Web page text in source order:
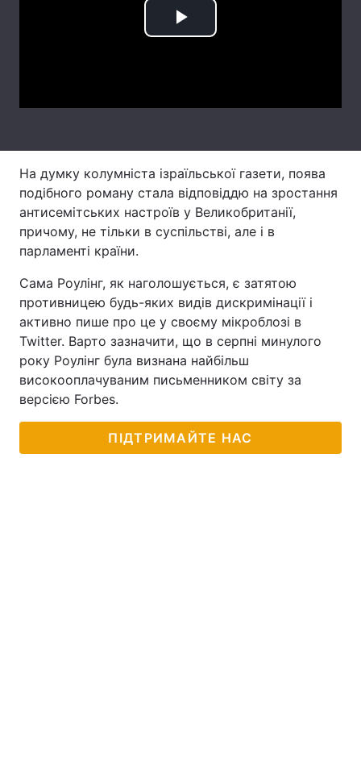
Погода
Архів Вакансії
Контакти
Тема оформлення
Play
На думку колумніста ізраїльської газети, поява
подібного роману стала відповіддю на зростання
антисемітських настроїв у Великобританії,
причому, не тільки в суспільстві, але і в
парламенті країни.
Сама Роулінг, як наголошується, є затятою
противницею будь-яких видів дискримінації і
активно пише про це у своєму мікроблозі в
Twitter. Варто зазначити, що в серпні минулого
року Роулінг була визнана найбільш
високооплачуваним письменником світу за
версією Forbes.
ПІДТРИМАЙТЕ НАС